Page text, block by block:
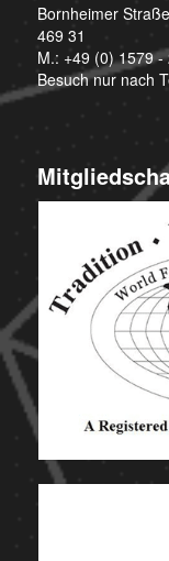
Bornheimer
469 31
M.: +49 (0) 1579 -
Besuch nur nach